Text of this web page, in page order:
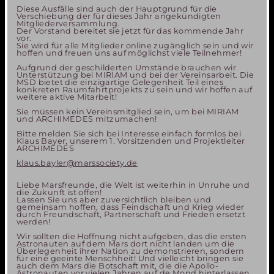
Diese Ausfälle sind auch der Hauptgrund für die
Verschiebung der für dieses Jahr angekündigten
Mitgliederversammlung.
Der Vorstand bereitet sie jetzt für das kommende Jahr
vor.
Sie wird für alle Mitglieder online zugänglich sein und wir
hoffen und freuen uns auf möglichst viele Teilnehmer!
Aufgrund der geschilderten Umstände brauchen wir
Unterstützung bei MIRIAM und bei der Vereinsarbeit. Die
MSD bietet die einzigartige Gelegenheit Teil eines
konkreten Raumfahrtprojekts zu sein und wir hoffen auf
weitere aktive Mitarbeit!
Sie müssen kein Vereinsmitglied sein, um bei MIRIAM
und ARCHIMEDES mitzumachen!
Bitte melden Sie sich bei Interesse einfach formlos bei
Klaus Bayer, unserem 1. Vorsitzenden und Projektleiter
ARCHIMEDES
klaus.bayler@marssociety.de
Liebe Marsfreunde, die Welt ist weiterhin in Unruhe und
die Zukunft ist offen!
Lassen Sie uns aber zuversichtlich bleiben und
gemeinsam hoffen, dass Feindschaft und Krieg wieder
durch Freundschaft, Partnerschaft und Frieden ersetzt
werden!
Wir sollten die Hoffnung nicht aufgeben, das die ersten
Astronauten auf dem Mars dort nicht landen um die
Überlegenheit ihrer Nation zu demonstrieren, sondern
für eine geeinte Menschheit! Und vielleicht bringen sie
auch dem Mars die Botschaft mit, die die Apollo-